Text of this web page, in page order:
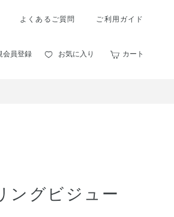
よくあるご質問 ご利用ガイド
会員登録 お気に入り カート
ングビジュー